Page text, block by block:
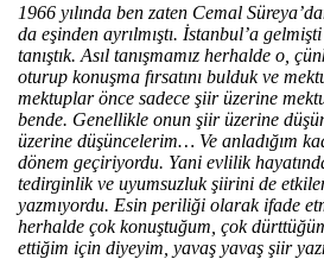
1966 yılında ben zaten Cemal S
da eşinden ayrılmıştı. İstanbul’a gelmişti
tanıştık. Asıl tanışmamız herhalde o,
oturup konuşma fırsatını bulduk ve
mektuplarönce sadece şiirüzerine
bende. Genellikle onun şiirüzerine düş
üzerine düşüncelerim… Ve anladığım
dönem geçiriyordu. Yani evlilik hayat
tedirginlik ve uyumsuzluk şiirini de
yazmıyordu. Esin periliği olarak ifade
herhalde çok konuştuğum, çok dürttüğ
ettiğim için diyeyim, yavaş yavaş şiir